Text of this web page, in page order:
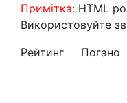
Примітка: HTML
Використовуйте
Рейтинг Погано